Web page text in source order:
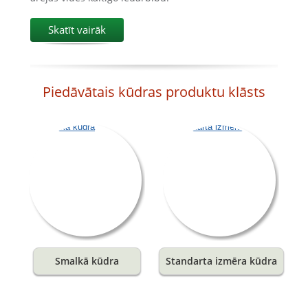
Skatīt vairāk
Piedāvātais kūdras produktu klāsts
Smalkā kūdra Standarta izmēra kūdra